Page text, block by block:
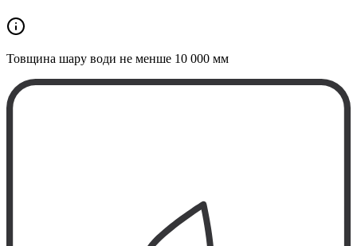
Товщина шару води не менше 10 000 мм